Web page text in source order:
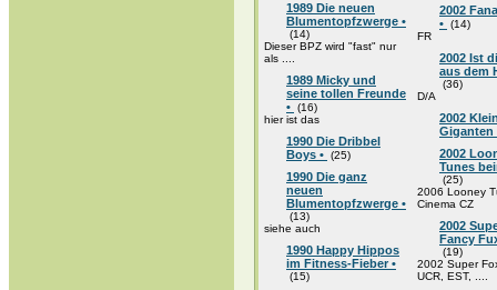
1989 Die neuen
Blumentopfzwerge •
(14)
Dieser BPZ wird "fast" nur
als ....
1989 Micky und
seine tollen Freunde
• (16)
hier ist das
1990 Die Dribbel
Boys • (25)
1990 Die ganz
neuen
Blumentopfzwerge •
(13)
siehe auch
1990 Happy Hippos
im Fitness-Fieber •
(15)
2002
• (14)
FR
2002 Ist
aus dem
(36)
D/A
2002
Giganten
2002
Tunes
(25)
2006 Looney
Cinema CZ
2002
Fancy
(19)
2002 Super
UCR, EST, ....